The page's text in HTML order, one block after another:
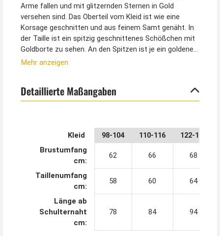
Arme fallen und mit glitzernden Sternen in Gold
versehen sind. Das Oberteil vom Kleid ist wie eine
Korsage geschnitten und aus feinem Samt genäht. In
der Taille ist ein spitzig geschnittenes Schößchen mit
Goldborte zu sehen. An den Spitzen ist je ein goldener
Stern aus Stoff angenäht. Die Sterne glitzern
Reißverschluss im Rücken sorgt für gute Passform.
Form passt der Hut auf nahezu jeden Kopf.
Tipp von Kostümpalast:
Ein Zauberstab macht das Prinzessin Kleid schnell zum
Märchenfee Kinderkostüm.
Mehr anzeigen
Detaillierte Maßangaben
Kleid 98-104 110-116
122-128
Brustumfang
cm:
62 66 68
Taillenumfang
cm:
58 60 64
Länge ab
Schulternaht
cm:
78 84 94